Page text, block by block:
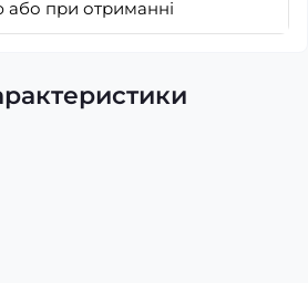
або при отриманні